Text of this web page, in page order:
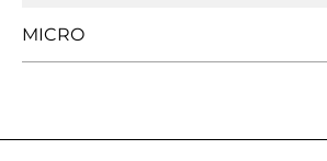
MICRO